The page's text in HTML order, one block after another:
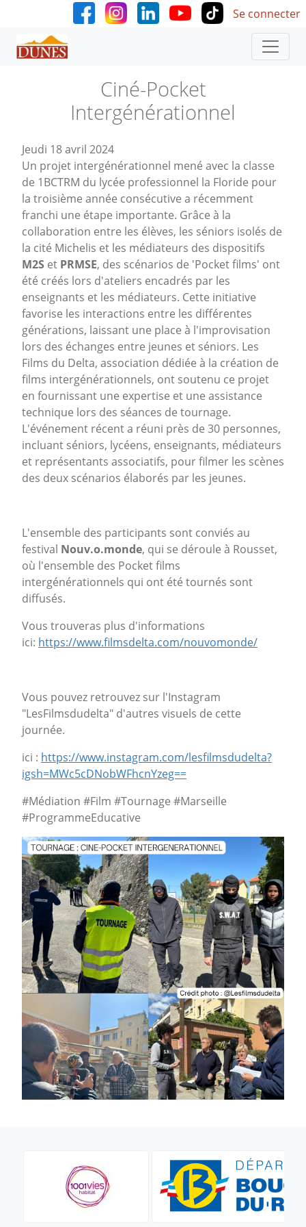
Aller au contenu principal User
Se connecter
Ciné-Pocket
Intergénérationnel
Jeudi 18 avril 2024
Un projet intergénérationnel mené avec la classe
de 1BCTRM du lycée professionnel la Floride pour
la troisième année consécutive a récemment
franchi une étape importante. Grâce à la
collaboration entre les élèves, les séniors isolés de
la cité Michelis et les médiateurs des dispositifs
M2S et PRMSE, des scénarios de 'Pocket films' ont
été créés lors d'ateliers encadrés par les
enseignants et les médiateurs. Cette initiative
favorise les interactions entre les différentes
générations, laissant une place à l'improvisation
lors des échanges entre jeunes et séniors. Les
Films du Delta, association dédiée à la création de
films intergénérationnels, ont soutenu ce projet
en fournissant une expertise et une assistance
technique lors des séances de tournage.
L'événement récent a réuni près de 30 personnes,
incluant séniors, lycéens, enseignants, médiateurs
et représentants associatifs, pour filmer les scènes
des deux scénarios élaborés par les jeunes.
L'ensemble des participants sont conviés au
festival Nouv.o.monde, qui se déroule à Rousset,
où l'ensemble des Pocket films
intergénérationnels qui ont été tournés sont
diffusés.
Vous trouveras plus d'informations
ici: https://www.filmsdelta.com/nouvomonde/
Vous pouvez retrouvez sur l'Instagram
"LesFilmsdudelta" d'autres visuels de cette
journée.
ici : https://www.instagram.com/lesfilmsdudelta?
igsh=MWc5cDNobWFhcnYzeg==
#Médiation #Film #Tournage #Marseille
#ProgrammeEducative